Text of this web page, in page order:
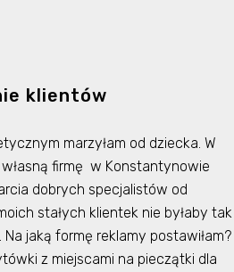
klientów
marzyłam od dziecka. W
firmę w Konstantynowie
dobrych specjalistów od
stałych klientek nie byłaby tak
jaką formę reklamy postawiłam?
z miejscami na pieczątki dla